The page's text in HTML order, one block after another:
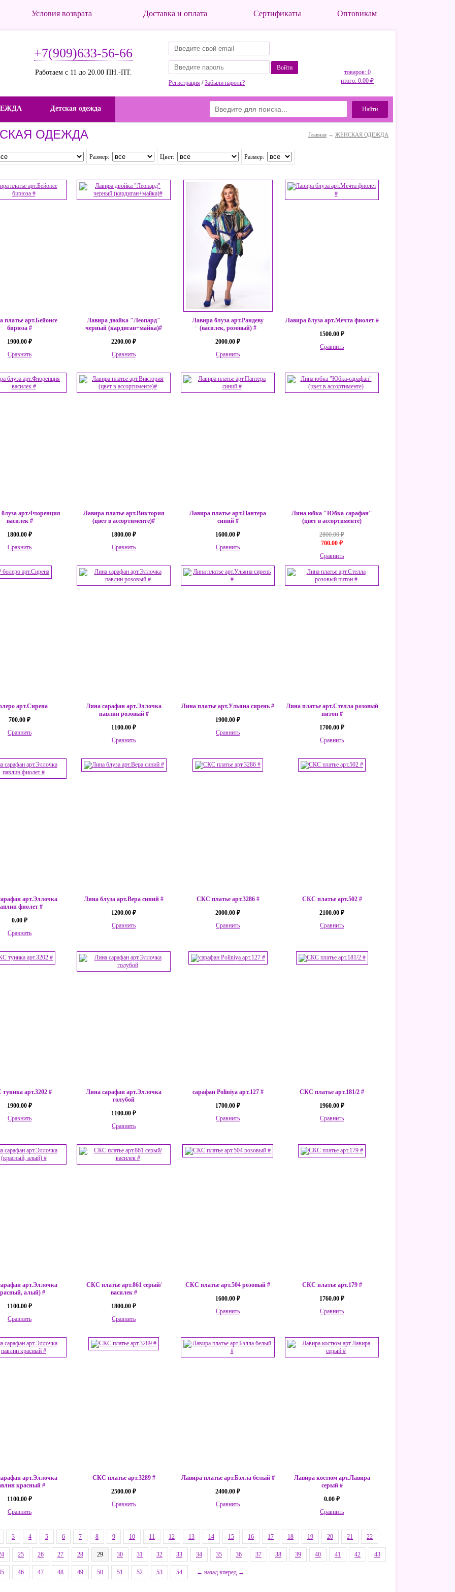
Условия возврата Доставка и оплата Сертификаты Оптовикам
+7(909)633-56-66
Работаем с 11 до 20.00 ПН.-ПТ.
Войти
Регистрация /Забыли пароль?
товаров: 0
итого: 0.00 ₽
Детская одежда Найти
ОДЕЖДА Главная → ЖЕНСКАЯ ОДЕЖДА
Размер: Цвет: Размер:
платье арт.Бейонсе
бирюза #
1900.00 ₽
Сравнить
Лавира двойка "Леопард"
черный (кардиган+майка)#
2200.00 ₽
Сравнить
Лавира блуза арт.Рандеву
(василек, розовый) #
2000.00 ₽
Сравнить
Лавира блуза арт.Мечта фиолет #
1500.00 ₽
Сравнить
арт.Флоренция
василек #
1800.00 ₽
Сравнить
Лавира платье арт.Виктория
(цвет в ассортименте)#
1800.00 ₽
Сравнить
Лавира платье арт.Пантера
синий #
1600.00 ₽
Сравнить
Лина юбка "Юбка-сарафан"
(цвет в ассортименте)
2800.00 ₽
700.00 ₽
Сравнить
арт.Сирена
700.00 ₽
Сравнить
Лина сарафан арт.Эллочка
павлин розовый #
1100.00 ₽
Сравнить
Лина платье арт.Ульяна сирень #
1900.00 ₽
Сравнить
Лина платье арт.Стелла розовый
питон #
1700.00 ₽
Сравнить
арт.Эллочка
фиолет #
0.00 ₽
Сравнить
Лина блуза арт.Вера синий #
1200.00 ₽
Сравнить
СКС платье арт.3286 #
2000.00 ₽
Сравнить
СКС платье арт.502 #
2100.00 ₽
Сравнить
арт.3202 #
1900.00 ₽
Сравнить
Лина сарафан арт.Эллочка
голубой
1100.00 ₽
Сравнить
сарафан Poliniya арт.127 #
1700.00 ₽
Сравнить
СКС платье арт.181/2 #
1960.00 ₽
Сравнить
арт.Эллочка
алый) #
1100.00 ₽
Сравнить
СКС платье арт.861 серый/
василек #
1800.00 ₽
Сравнить
СКС платье арт.504 розовый #
1600.00 ₽
Сравнить
СКС платье арт.179 #
1760.00 ₽
Сравнить
арт.Эллочка
красный #
1100.00 ₽
Сравнить
СКС платье арт.3289 #
2500.00 ₽
Сравнить
Лавира платье арт.Бэлла белый #
2400.00 ₽
Сравнить
Лавира костюм арт.Лавира
серый #
0.00 ₽
Сравнить
3 4 5 6 7 8 9 10 11 12 13 14 15 16 17 18 19 20 21 22
25 26 27 28 29 30 31 32 33 34 35 36 37 38 39 40 41 42 43
46 47 48 49 50 51 52 53 54 ← назад вперед →